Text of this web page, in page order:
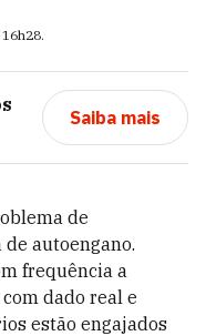
16h28.
Saiba mais
de
autoengano.
frequência a
com dado real e
estão engajados